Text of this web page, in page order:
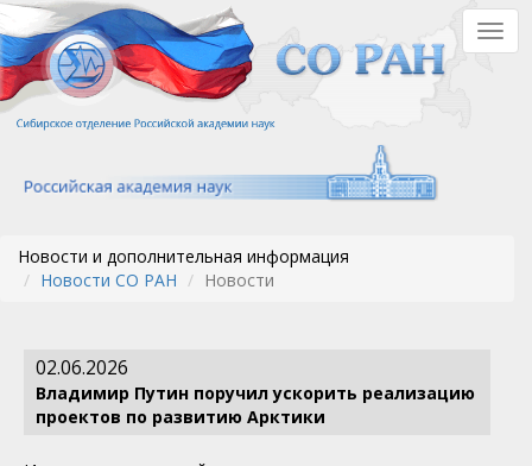
Перейти
к
основному
содержанию
Новости и дополнительная информация
Новости СО РАН
Новости
02.06.2026
Владимир Путин поручил ускорить реализацию
проектов по развитию Арктики